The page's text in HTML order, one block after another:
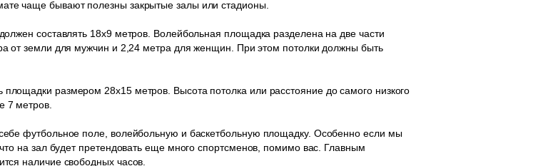
чаще бывают полезны закрытые залы или стадионы.
составлять 18х9 метров. Волейбольная площадка разделена на две части
от земли для мужчин и 2,24 метра для женщин. При этом потолки должны быть
размером 28х15 метров. Высота потолка или расстояние до самого низкого
7 метров.
футбольное поле, волейбольную и баскетбольную площадку. Особенно если мы
на зал будет претендовать еще много спортсменов, помимо вас. Главным
наличие свободных часов.